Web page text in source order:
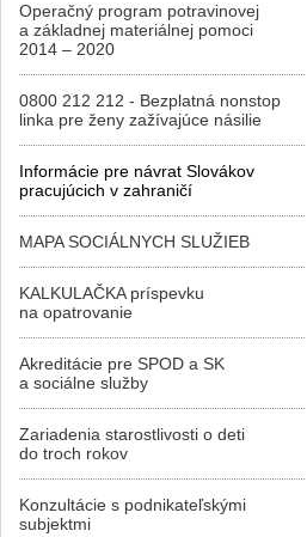
Operačný program potravinovej
a základnej materiálnej pomoci
2014 – 2020
0800 212 212 - Bezplatná nonstop
linka pre ženy zažívajúce násilie
Informácie pre návrat Slovákov
pracujúcich v zahraničí
MAPA SOCIÁLNYCH SLUŽIEB
KALKULAČKA príspevku
na opatrovanie
Akreditácie pre SPOD a SK
a sociálne služby
Zariadenia starostlivosti o deti
do troch rokov
Konzultácie s podnikateľskými
subjektmi